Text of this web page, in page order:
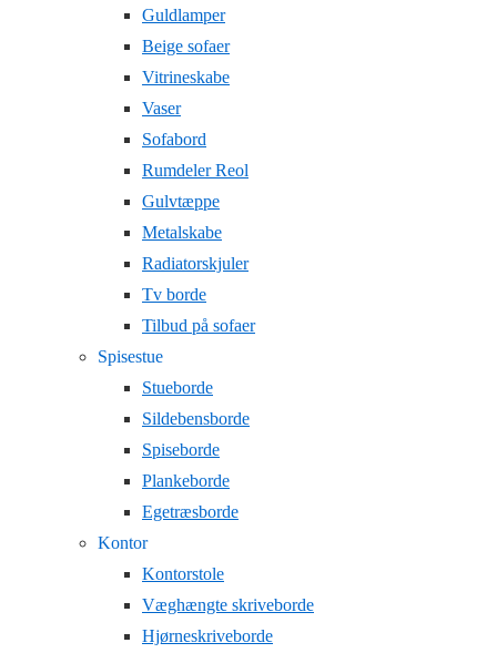
Guldlamper
Beige sofaer
Vitrineskabe
Vaser
Sofabord
Rumdeler Reol
Gulvtæppe
Metalskabe
Radiatorskjuler
Tv borde
Tilbud på sofaer
Spisestue
Stueborde
Sildebensborde
Spiseborde
Plankeborde
Egetræsborde
Kontor
Kontorstole
Væghængte skriveborde
Hjørneskriveborde